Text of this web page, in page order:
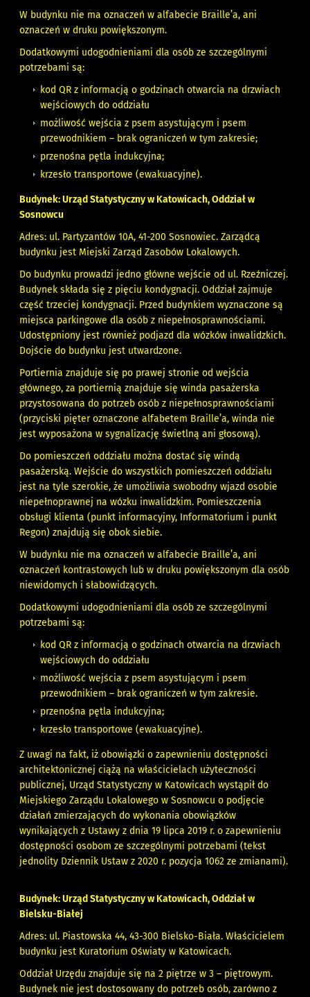
W budynku nie ma oznaczeń w alfabecie Braille’a, ani
oznaczeń w druku powiększonym.
Dodatkowymi udogodnieniami dla osób ze szczególnymi
potrzebami są:
kod QR z informacją o godzinach otwarcia na drzwiach
wejściowych do oddziału
możliwość wejścia z psem asystującym i psem
przewodnikiem – brak ograniczeń w tym zakresie;
przenośna pętla indukcyjna;
krzesło transportowe (ewakuacyjne).
Budynek: Urząd Statystyczny w Katowicach, Oddział w
Sosnowcu
Adres: ul. Partyzantów 10A, 41-200 Sosnowiec. Zarządcą
budynku jest Miejski Zarząd Zasobów Lokalowych.
Do budynku prowadzi jedno główne wejście od ul. Rzeźniczej.
Budynek składa się z pięciu kondygnacji. Oddział zajmuje
część trzeciej kondygnacji. Przed budynkiem wyznaczone są
miejsca parkingowe dla osób z niepełnosprawnościami.
Udostępniony jest również podjazd dla wózków inwalidzkich.
Dojście do budynku jest utwardzone.
Portiernia znajduje się po prawej stronie od wejścia
głównego, za portiernią znajduje się winda pasażerska
przystosowana do potrzeb osób z niepełnosprawnościami
(przyciski pięter oznaczone alfabetem Braille’a, winda nie
jest wyposażona w sygnalizację świetlną ani głosową).
Do pomieszczeń oddziału można dostać się windą
pasażerską. Wejście do wszystkich pomieszczeń oddziału
jest na tyle szerokie, że umożliwia swobodny wjazd osobie
niepełnoprawnej na wózku inwalidzkim. Pomieszczenia
obsługi klienta (punkt informacyjny, Informatorium i punkt
Regon) znajdują się obok siebie.
W budynku nie ma oznaczeń w alfabecie Braille’a, ani
oznaczeń kontrastowych lub w druku powiększonym dla osób
niewidomych i słabowidzących.
Dodatkowymi udogodnieniami dla osób ze szczególnymi
potrzebami są:
kod QR z informacją o godzinach otwarcia na drzwiach
wejściowych do oddziału
możliwość wejścia z psem asystującym i psem
przewodnikiem – brak ograniczeń w tym zakresie.
przenośna pętla indukcyjna;
krzesło transportowe (ewakuacyjne).
Z uwagi na fakt, iż obowiązki o zapewnieniu dostępności
architektonicznej ciążą na właścicielach użyteczności
publicznej, Urząd Statystyczny w Katowicach wystąpił do
Miejskiego Zarządu Lokalowego w Sosnowcu o podjęcie
działań zmierzających do wykonania obowiązków
wynikających z Ustawy z dnia 19 lipca 2019 r. o zapewnieniu
dostępności osobom ze szczególnymi potrzebami (tekst
jednolity Dziennik Ustaw z 2020 r. pozycja 1062 ze zmianami).
Budynek: Urząd Statystyczny w Katowicach, Oddział w
Bielsku-Białej
Adres: ul. Piastowska 44, 43-300 Bielsko-Biała. Właścicielem
budynku jest Kuratorium Oświaty w Katowicach.
Oddział Urzędu znajduje się na 2 piętrze w 3 – piętrowym.
Budynek nie jest dostosowany do potrzeb osób, zarówno z